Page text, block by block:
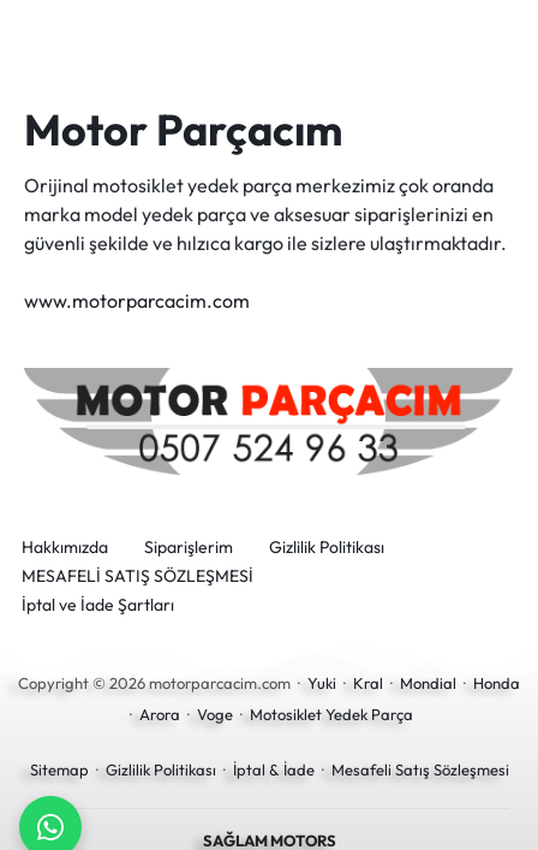
Motor Parçacım
Orijinal motosiklet yedek parça merkezimiz çok oranda
marka model yedek parça ve aksesuar siparişlerinizi en
güvenli şekilde ve hılzıca kargo ile sizlere ulaştırmaktadır.
www.motorparcacim.com
Hakkımızda Siparişlerim
Gizlilik Politikası
MESAFELİ SATIŞ SÖZLEŞMESİ
İptal ve İade Şartları
Copyright © 2026 motorparcacim.com · Yuki · Kral · Mondial · Honda
· Arora · Voge· Motosiklet Yedek Parça
Sitemap · Gizlilik Politikası · İptal & İade· Mesafeli Satış Sözleşmesi
SAĞLAM MOTORS